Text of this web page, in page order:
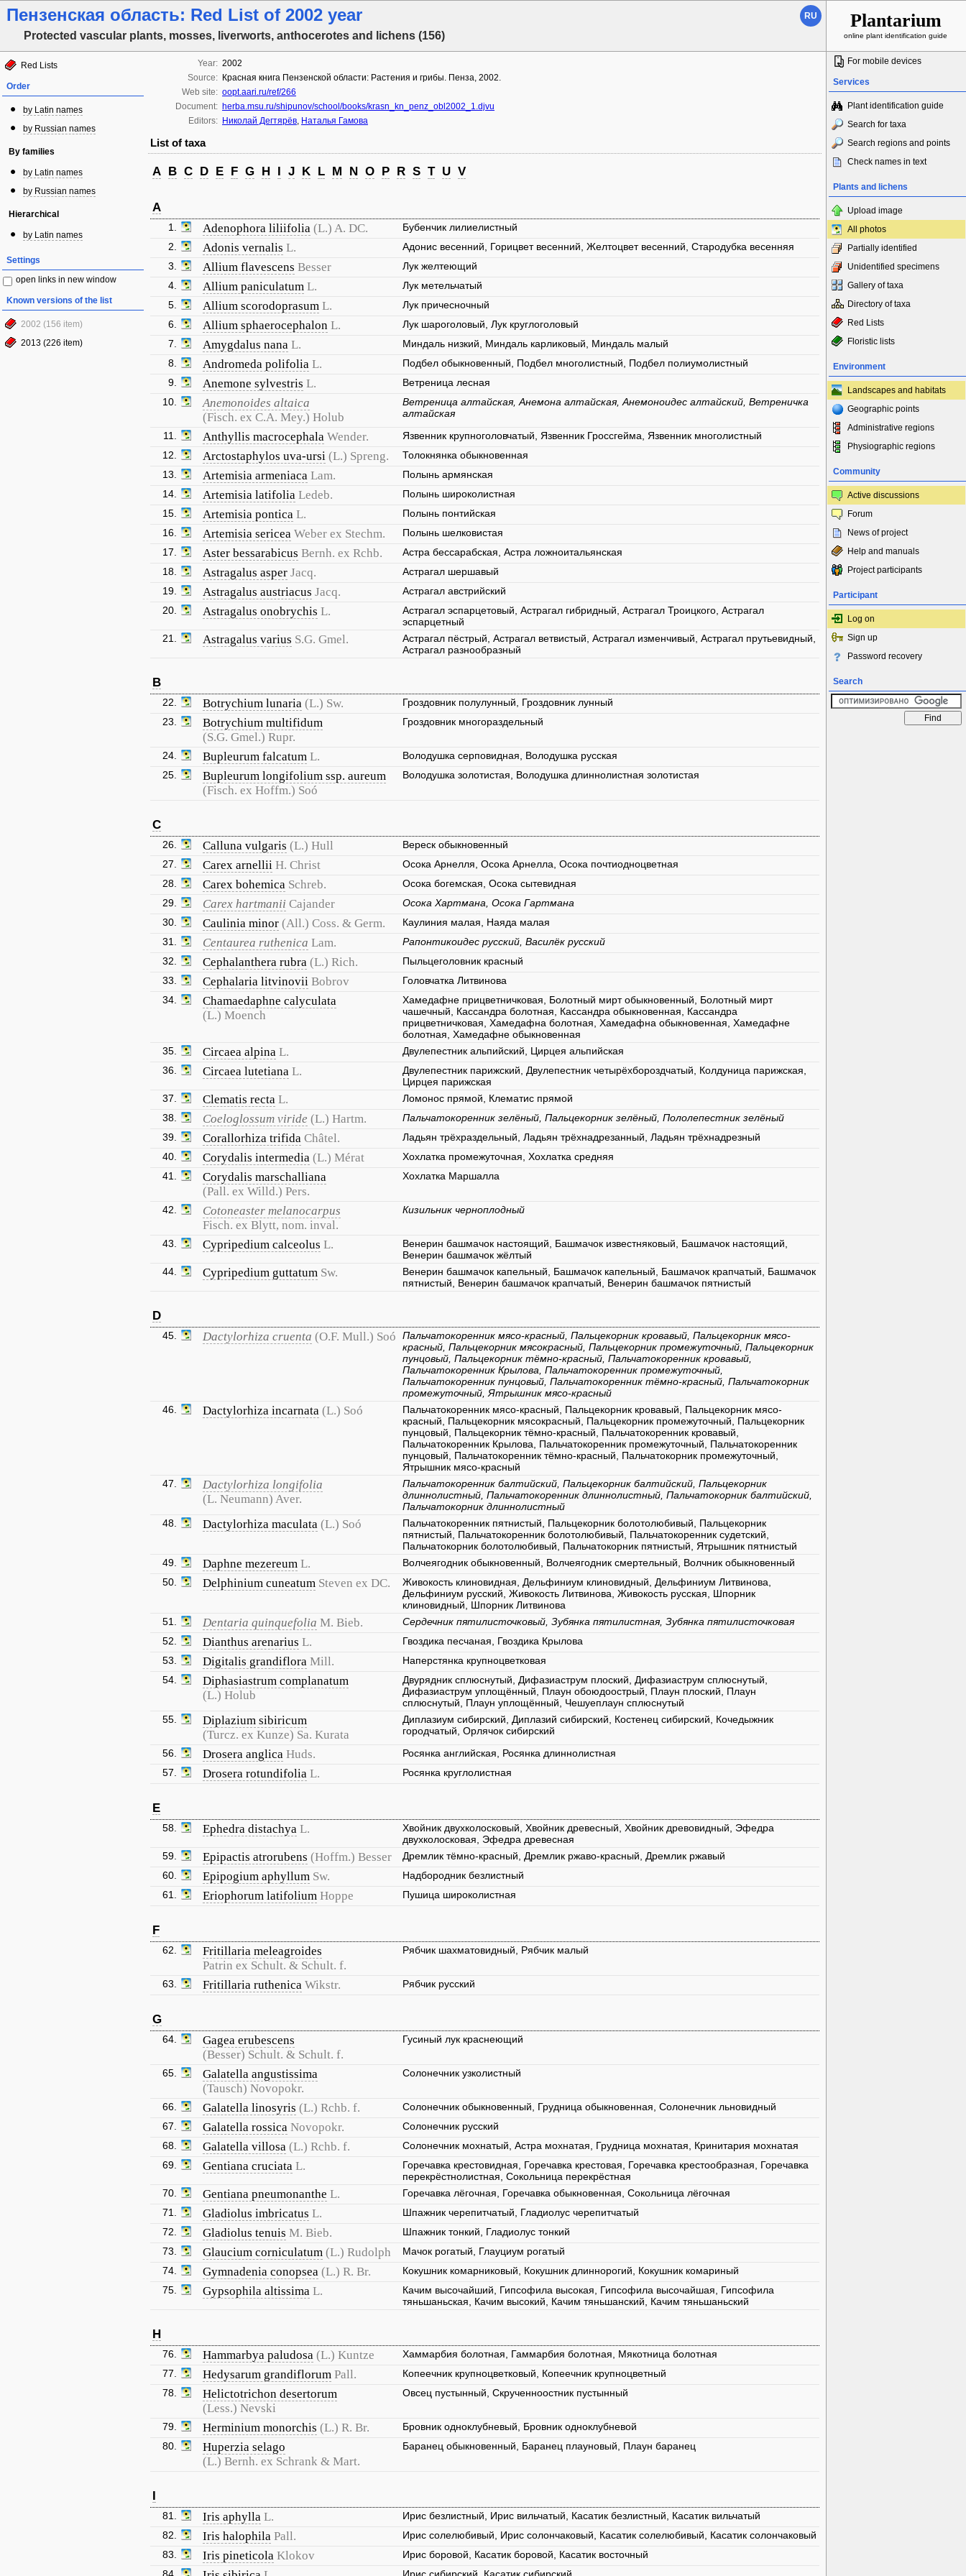
Пензенская область: Red List of 2002 year
Protected vascular plants, mosses, liverworts, anthocerotes and lichens (156)
RU Plantarium
online plant identification guide
Red Lists
Order
by Latin names
by Russian names
By families
by Latin names
by Russian names
Hierarchical
by Latin names
Settings
open links in new window
Known versions of the list
2002 (156 item)
2013 (226 item)
Year: 2002
Source: Красная книга Пензенской области: Растения и грибы. Пенза, 2002.
Web site: oopt.aari.ru/ref/266
Document: herba.msu.ru/shipunov/school/books/krasn_kn_penz_obl2002_1.djvu
Editors: Николай Дегтярёв, Наталья Гамова
List of taxa
A B C D E F G H I J K L M N O P R S T U V
A
1. Adenophora liliifolia (L.) A. DC.
Бубенчик лилиелистный
2.
Adonis vernalis L.
Адонис весенний, Горицвет весенний, Желтоцвет весенний, Стародубка весенняя
3.
Allium flavescens Besser
Лук желтеющий
4.
Allium paniculatum L.
Лук метельчатый
5.
Allium scorodoprasum L.
Лук причесночный
6.
Allium sphaerocephalon L.
Лук шароголовый, Лук круглоголовый
7.
Amygdalus nana L.
Миндаль низкий, Миндаль карликовый, Миндаль малый
8.
Andromeda polifolia L.
Подбел обыкновенный, Подбел многолистный, Подбел полиумолистный
9.
Anemone sylvestris L.
Ветреница лесная
10.
Anemonoides altaica
(Fisch. ex C.A. Mey.) Holub
Ветреница алтайская, Анемона алтайская, Анемоноидес алтайский, Ветреничка
алтайская
11.
Anthyllis macrocephala Wender.
Язвенник крупноголовчатый, Язвенник Гроссгейма, Язвенник многолистный
12.
Arctostaphylos uva-ursi (L.) Spreng.
Толокнянка обыкновенная
13.
Artemisia armeniaca Lam.
Полынь армянская
14.
Artemisia latifolia Ledeb.
Полынь широколистная
15.
Artemisia pontica L.
Полынь понтийская
16.
Artemisia sericea Weber ex Stechm.
Полынь шелковистая
17.
Aster bessarabicus Bernh. ex Rchb.
Астра бессарабская, Астра ложноитальянская
18.
Astragalus asper Jacq.
Астрагал шершавый
19.
Astragalus austriacus Jacq.
Астрагал австрийский
20.
Astragalus onobrychis L.
Астрагал эспарцетовый, Астрагал гибридный, Астрагал Троицкого, Астрагал
эспарцетный
21.
Astragalus varius S.G. Gmel.
Астрагал пёстрый, Астрагал ветвистый, Астрагал изменчивый, Астрагал прутьевидный,
Астрагал разнообразный
B
22. Botrychium lunaria (L.) Sw.
Гроздовник полулунный, Гроздовник лунный
23.
Botrychium multifidum
(S.G. Gmel.) Rupr.
Гроздовник многораздельный
24. Bupleurum falcatum L.
Володушка серповидная, Володушка русская
25.
Bupleurum longifolium ssp. aureum
(Fisch. ex Hoffm.) Soó
Володушка золотистая, Володушка длиннолистная золотистая
C
26. Calluna vulgaris (L.) Hull
Вереск обыкновенный
27.
Carex arnellii H. Christ
Осока Арнелля, Осока Арнелла, Осока почтиодноцветная
28.
Carex bohemica Schreb.
Осока богемская, Осока сытевидная
29.
Carex hartmanii Cajander
Осока Хартмана, Осока Гартмана
30.
Caulinia minor (All.) Coss. & Germ.
Каулиния малая, Наяда малая
31.
Centaurea ruthenica Lam.
Рапонтикоидес русский, Василёк русский
32.
Cephalanthera rubra (L.) Rich.
Пыльцеголовник красный
33.
Cephalaria litvinovii Bobrov
Головчатка Литвинова
34.
Chamaedaphne calyculata
(L.) Moench
Хамедафне прицветничковая, Болотный мирт обыкновенный, Болотный мирт
чашечный, Кассандра болотная, Кассандра обыкновенная, Кассандра
прицветничковая, Хамедафна болотная, Хамедафна обыкновенная, Хамедафне
болотная, Хамедафне обыкновенная
35.
Circaea alpina L.
Двулепестник альпийский, Цирцея альпийская
36.
Circaea lutetiana L.
Двулепестник парижский, Двулепестник четырёхбороздчатый, Колдуница парижская,
Цирцея парижская
37.
Clematis recta L.
Ломонос прямой, Клематис прямой
38.
Coeloglossum viride (L.) Hartm.
Пальчатокоренник зелёный, Пальцекорник зелёный, Пололепестник зелёный
39.
Corallorhiza trifida Châtel.
Ладьян трёхраздельный, Ладьян трёхнадрезанный, Ладьян трёхнадрезный
40.
Corydalis intermedia (L.) Mérat
Хохлатка промежуточная, Хохлатка средняя
41.
Corydalis marschalliana
(Pall. ex Willd.) Pers.
Хохлатка Маршалла
42.
Cotoneaster melanocarpus
Fisch. ex Blytt, nom. inval.
Кизильник черноплодный
43. Cypripedium calceolus L.
Венерин башмачок настоящий, Башмачок известняковый, Башмачок настоящий,
Венерин башмачок жёлтый
44.
Cypripedium guttatum Sw.
Венерин башмачок капельный, Башмачок капельный, Башмачок крапчатый, Башмачок
пятнистый, Венерин башмачок крапчатый, Венерин башмачок пятнистый
D
45. Dactylorhiza cruenta (O.F. Mull.) Soó
Пальчатокоренник мясо-красный, Пальцекорник кровавый, Пальцекорник мясо-
красный, Пальцекорник мясокрасный, Пальцекорник промежуточный, Пальцекорник
пунцовый, Пальцекорник тёмно-красный, Пальчатокоренник кровавый,
Пальчатокоренник Крылова, Пальчатокоренник промежуточный,
Пальчатокоренник пунцовый, Пальчатокоренник тёмно-красный, Пальчатокорник
промежуточный, Ятрышник мясо-красный
46.
Dactylorhiza incarnata (L.) Soó
Пальчатокоренник мясо-красный, Пальцекорник кровавый, Пальцекорник мясо-
красный, Пальцекорник мясокрасный, Пальцекорник промежуточный, Пальцекорник
пунцовый, Пальцекорник тёмно-красный, Пальчатокоренник кровавый,
Пальчатокоренник Крылова, Пальчатокоренник промежуточный, Пальчатокоренник
пунцовый, Пальчатокоренник тёмно-красный, Пальчатокорник промежуточный,
Ятрышник мясо-красный
47.
Dactylorhiza longifolia
(L. Neumann) Aver.
Пальчатокоренник балтийский, Пальцекорник балтийский, Пальцекорник
длиннолистный, Пальчатокоренник длиннолистный, Пальчатокорник балтийский,
Пальчатокорник длиннолистный
48.
Dactylorhiza maculata (L.) Soó
Пальчатокоренник пятнистый, Пальцекорник болотолюбивый, Пальцекорник
пятнистый, Пальчатокоренник болотолюбивый, Пальчатокоренник судетский,
Пальчатокорник болотолюбивый, Пальчатокорник пятнистый, Ятрышник пятнистый
49.
Daphne mezereum L.
Волчеягодник обыкновенный, Волчеягодник смертельный, Волчник обыкновенный
50.
Delphinium cuneatum Steven ex DC.
Живокость клиновидная, Дельфиниум клиновидный, Дельфиниум Литвинова,
Дельфиниум русский, Живокость Литвинова, Живокость русская, Шпорник
клиновидный, Шпорник Литвинова
51.
Dentaria quinquefolia M. Bieb.
Сердечник пятилисточковый, Зубянка пятилистная, Зубянка пятилисточковая
52.
Dianthus arenarius L.
Гвоздика песчаная, Гвоздика Крылова
53.
Digitalis grandiflora Mill.
Наперстянка крупноцветковая
54.
Diphasiastrum complanatum
(L.) Holub
Двурядник сплюснутый, Дифазиаструм плоский, Дифазиаструм сплюснутый,
Дифазиаструм уплощённый, Плаун обоюдоострый, Плаун плоский, Плаун
сплюснутый, Плаун уплощённый, Чешуеплаун сплюснутый
55.
Diplazium sibiricum
(Turcz. ex Kunze) Sa. Kurata
Диплазиум сибирский, Диплазий сибирский, Костенец сибирский, Кочедыжник
городчатый, Орлячок сибирский
56.
Drosera anglica Huds.
Росянка английская, Росянка длиннолистная
57.
Drosera rotundifolia L. Росянка круглолистная
E
58. Ephedra distachya L.
Хвойник двухколосковый, Хвойник древесный, Хвойник древовидный, Эфедра
двухколосковая, Эфедра древесная
59.
Epipactis atrorubens (Hoffm.) Besser
Дремлик тёмно-красный, Дремлик ржаво-красный, Дремлик ржавый
60.
Epipogium aphyllum Sw.
Надбородник безлистный
61.
Eriophorum latifolium Hoppe Пушица широколистная
F
62.
Fritillaria meleagroides
Patrin ex Schult. & Schult. f.
Рябчик шахматовидный, Рябчик малый
63. Fritillaria ruthenica Wikstr. Рябчик русский
G
64.
Gagea erubescens
(Besser) Schult. & Schult. f.
Гусиный лук краснеющий
65.
Galatella angustissima
(Tausch) Novopokr.
Солонечник узколистный
66. Galatella linosyris (L.) Rchb. f.
Солонечник обыкновенный, Грудница обыкновенная, Солонечник льновидный
67.
Galatella rossica Novopokr.
Солонечник русский
68.
Galatella villosa (L.) Rchb. f.
Солонечник мохнатый, Астра мохнатая, Грудница мохнатая, Кринитария мохнатая
69.
Gentiana cruciata L.
Горечавка крестовидная, Горечавка крестовая, Горечавка крестообразная, Горечавка
перекрёстнолистная, Сокольница перекрёстная
70.
Gentiana pneumonanthe L.
Горечавка лёгочная, Горечавка обыкновенная, Сокольница лёгочная
71.
Gladiolus imbricatus L.
Шпажник черепитчатый, Гладиолус черепитчатый
72.
Gladiolus tenuis M. Bieb.
Шпажник тонкий, Гладиолус тонкий
73.
Glaucium corniculatum (L.) Rudolph
Мачок рогатый, Глауциум рогатый
74.
Gymnadenia conopsea (L.) R. Br.
Кокушник комарниковый, Кокушник длиннорогий, Кокушник комариный
75.
Gypsophila altissima L.
Качим высочайший, Гипсофила высокая, Гипсофила высочайшая, Гипсофила
тяньшаньская, Качим высокий, Качим тяньшанский, Качим тяньшаньский
H
76. Hammarbya paludosa (L.) Kuntze
Хаммарбия болотная, Гаммарбия болотная, Мякотница болотная
77.
Hedysarum grandiflorum Pall.
Копеечник крупноцветковый, Копеечник крупноцветный
78.
Helictotrichon desertorum
(Less.) Nevski
Овсец пустынный, Скрученноостник пустынный
79. Herminium monorchis (L.) R. Br.
Бровник одноклубневый, Бровник одноклубневой
80.
Huperzia selago
(L.) Bernh. ex Schrank & Mart.
Баранец обыкновенный, Баранец плауновый, Плаун баранец
I
81. Iris aphylla L.
Ирис безлистный, Ирис вильчатый, Касатик безлистный, Касатик вильчатый
82.
Iris halophila Pall.
Ирис солелюбивый, Ирис солончаковый, Касатик солелюбивый, Касатик солончаковый
83.
Iris pineticola Klokov
Ирис боровой, Касатик боровой, Касатик восточный
For mobile devices
Services
Plant identification guide
Search for taxa
Search regions and points
Check names in text
Plants and lichens
Upload image
All photos
Partially identified
Unidentified specimens
Gallery of taxa
Directory of taxa
Red Lists
Floristic lists
Environment
Landscapes and habitats
Geographic points
Administrative regions
Physiographic regions
Community
Active discussions
Forum
News of project
Help and manuals
Project participants
Participant
Log on
Sign up
Password recovery
Search